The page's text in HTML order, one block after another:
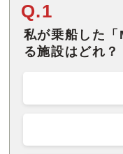
Q.1
私が乗船した
る施設はどれ？